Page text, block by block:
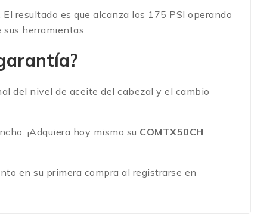
resultado es que alcanza los 175 PSI operando
herramientas.
del nivel de aceite del cabezal y el cambio
¡Adquiera hoy mismo su COMTX50CH
en su primera compra al registrarse en